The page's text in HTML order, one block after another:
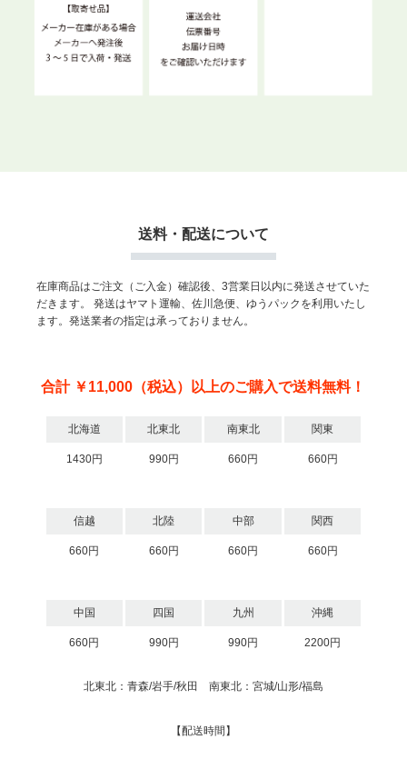
送料・配送について
在庫商品はご注文（ご入金）確認後、3営業日以内に発送させていた
だきます。
発送はヤマト運輸、佐川急便、ゆうパックを利用いたし
ます。発送業者の指定は承っておりません。
合計 ￥11,000（税込）以上のご購入で送料無料！
北海道 北東北 南東北 関東
1430円 990円 660円 660円
信越 北陸 中部 関西
660円 660円 660円 660円
中国 四国 九州 沖縄
660円 990円 990円 2200円
北東北：青森/岩手/秋田 南東北：宮城/山形/福島
【配送時間】